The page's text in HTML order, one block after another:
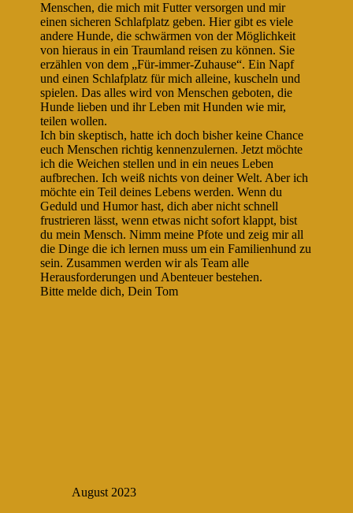
Menschen, die mich mit Futter versorgen und mir
einen sicheren Schlafplatz geben. Hier gibt es viele
andere Hunde, die schwärmen von der Möglichkeit
von hieraus in ein Traumland reisen zu können. Sie
erzählen von dem „Für-immer-Zuhause“. Ein Napf
und einen Schlafplatz für mich alleine, kuscheln und
spielen. Das alles wird von Menschen geboten, die
Hunde lieben und ihr Leben mit Hunden wie mir,
teilen wollen.
Ich bin skeptisch, hatte ich doch bisher keine Chance
euch Menschen richtig kennenzulernen. Jetzt möchte
ich die Weichen stellen und in ein neues Leben
aufbrechen. Ich weiß nichts von deiner Welt. Aber ich
möchte ein Teil deines Lebens werden. Wenn du
Geduld und Humor hast, dich aber nicht schnell
frustrieren lässt, wenn etwas nicht sofort klappt, bist
du mein Mensch. Nimm meine Pfote und zeig mir all
die Dinge die ich lernen muss um ein Familienhund zu
sein. Zusammen werden wir als Team alle
Herausforderungen und Abenteuer bestehen.
Bitte melde dich, Dein Tom
August 2023